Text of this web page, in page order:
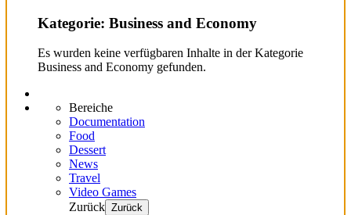
Kategorie: Business and Economy
Es wurden keine verfügbaren Inhalte in der Kategorie
Business and Economy gefunden.
Bereiche
Documentation
Food
Dessert
News
Travel
Video Games
Zurück Zurück